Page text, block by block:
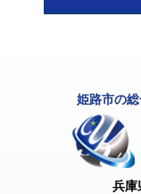
姫路市の
兵庫